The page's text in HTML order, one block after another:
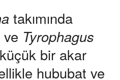
takımında
ve Tyrophagus
bir akar
hububat ve